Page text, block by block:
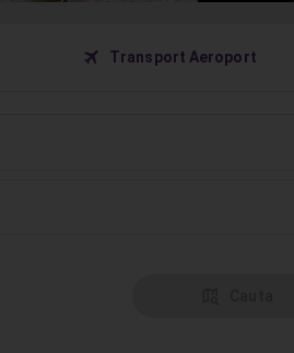
󰀝 Transport Aeroport